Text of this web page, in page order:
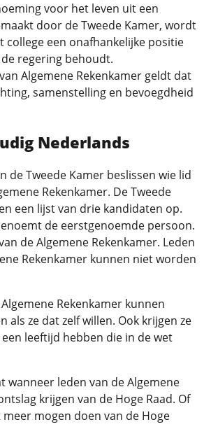
voor het leven uit een
door de Tweede Kamer, wordt
college een onafhankelijke positie
regering behoudt.
Algemene Rekenkamer geldt dat
samenstelling en bevoegdheid
Nederlands
de Tweede Kamer beslissen wie lid
Rekenkamer. De Tweede
een lijst van drie kandidaten op.
de eerstgenoemde persoon.
de Algemene Rekenkamer. Leden
Rekenkamer kunnen niet worden
Rekenkamer kunnen
als ze dat zelf willen. Ook krijgen ze
een leeftijd hebben die in de wet
wanneer leden van de Algemene
krijgen van de Hoge Raad. Of
mogen doen van de Hoge